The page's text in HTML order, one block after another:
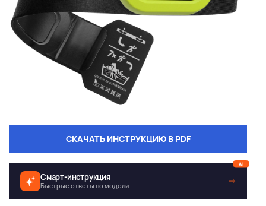
СКАЧАТЬ ИНСТРУКЦИЮ В PDF
Смарт-инструкция
Быстрые ответы по модели →
AI